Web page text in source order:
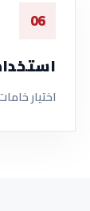
06
اختيار